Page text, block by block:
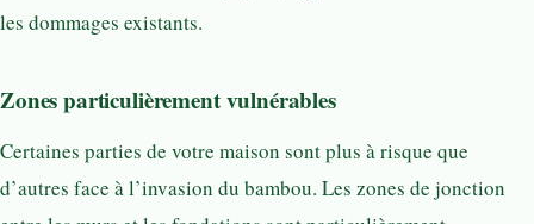
les dommages existants.
Zones particulièrement vulnérables
Certaines parties de votre maison sont plus à risque que
d’autres face à l’invasion du bambou. Les zones de jonction